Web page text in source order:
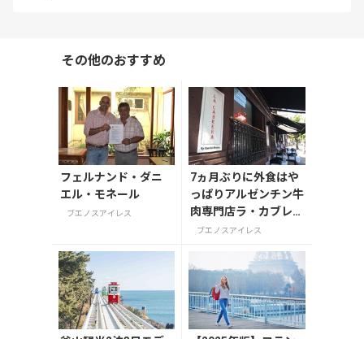
その他のおすすめ
フェルナンド・ダニ
エル・モネール
ブエノスアイレス
7ヵ月ぶりに外食はや
っぱりアルゼンチン牛
肉専門店ラ・カブレラ
La Cabrera
ブエノスアイレス